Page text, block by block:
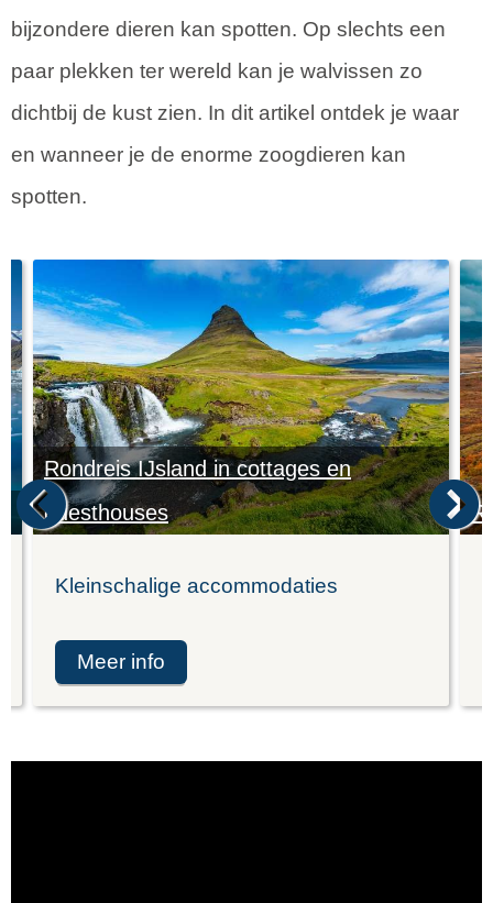
bijzondere dieren kan spotten. Op slechts een
paar plekken ter wereld kan je walvissen zo
dichtbij de kust zien. In dit artikel ontdek je waar
en wanneer je de enorme zoogdieren kan
spotten.
Rondreis IJsland in cottages en
guesthouses
Kleinschalige accommodaties
meer info